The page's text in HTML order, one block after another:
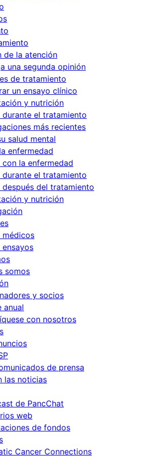
de la atención
una segunda opinión
de tratamiento
un ensayo clínico
y nutrición
durante el tratamiento
más recientes
salud mental
enfermedad
con la enfermedad
durante el tratamiento
después del tratamiento
y nutrición
médicos
ensayos
somos
y socios
anual
con nosotros
de prensa
las noticias
de PancChat
web
de fondos
Cancer Connections